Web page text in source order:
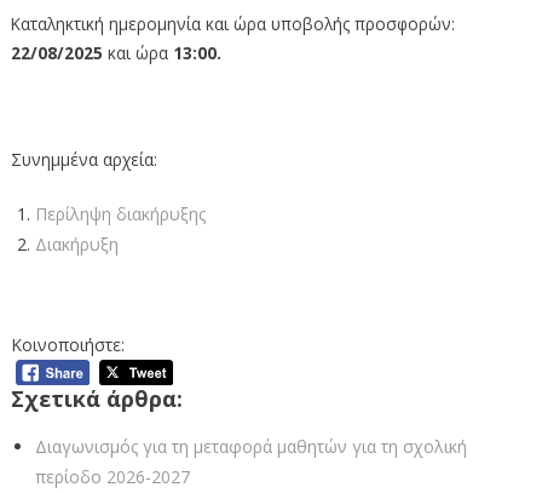
Καταληκτική ημερομηνία και ώρα υποβολής προσφορών:
22/08/2025 και ώρα 13:00.
Συνημμένα αρχεία:
Περίληψη διακήρυξης
Διακήρυξη
Κοινοποιήστε:
Σχετικά άρθρα:
Διαγωνισμός για τη μεταφορά μαθητών για τη σχολική
περίοδο 2026-2027